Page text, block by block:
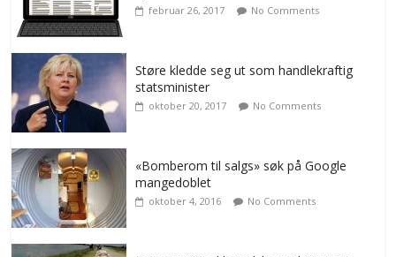
februar 26, 2017 No Comments
Støre kledde seg ut som handlekraftig
statsminister
oktober 20, 2017 No Comments
«Bomberom til salgs» søk på Google
mangedoblet
oktober 4, 2016 No Comments